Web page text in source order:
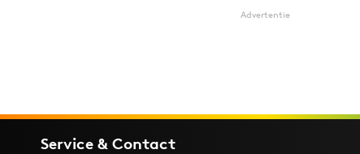
Advertentie
Service & Contact